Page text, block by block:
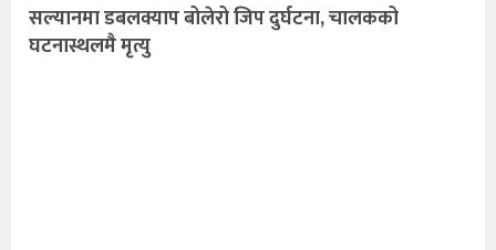
सल्यानमा डबलक्याप बोलेरो जिप दुर्घटना, चालकको
घटनास्थलमै मृत्यु